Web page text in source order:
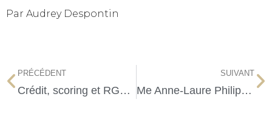
Par Audrey Despontin
PRÉCÉDENT
Crédit, scoring et RGPD :
SUIVANT
Me Anne-Laure Philippe nommée curatrice